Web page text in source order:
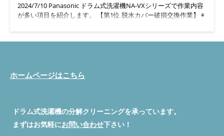
2024/7/10 Panasonic ドラム式洗濯機NA-VXシリーズで作業内容
が多い項目を紹介します。 【第1位 脱水カバー破損交換作業】 ◉
ヒートポンプ交換】 ◉ヒートポンプの汚れ、機器の故障ですと乾
が伸びてしまう事で発生していますので分解清掃のタイミングで
交換をおすすめします。 【第4位乾燥ファン交換作業】 ★エラー
ース ◉乾燥ファン交換 Panasonicドラム式洗濯機でお困りの事あ
りましたら公式LINEよりお問い合わせください。
◇◆◇◆◇◆◇◆◇◆◇◆◇◆◇◆◇◆◇◆◇ #便利屋BUZZ #ド
ホームページはこちら
ドラム式洗濯機の分解クリーニングを承っています。
まずはお気軽にお問い合わせ下さい！